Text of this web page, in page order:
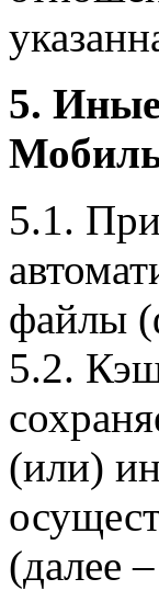
5.
5.1.
файлы
5.2.
(или)
(далее